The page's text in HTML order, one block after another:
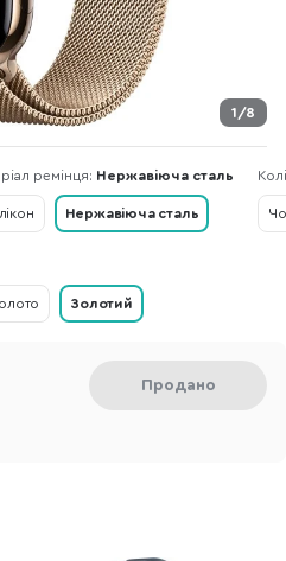
1/8
ремінця: Нержавіюча сталь
Нержавіюча сталь
Золотий
Продано